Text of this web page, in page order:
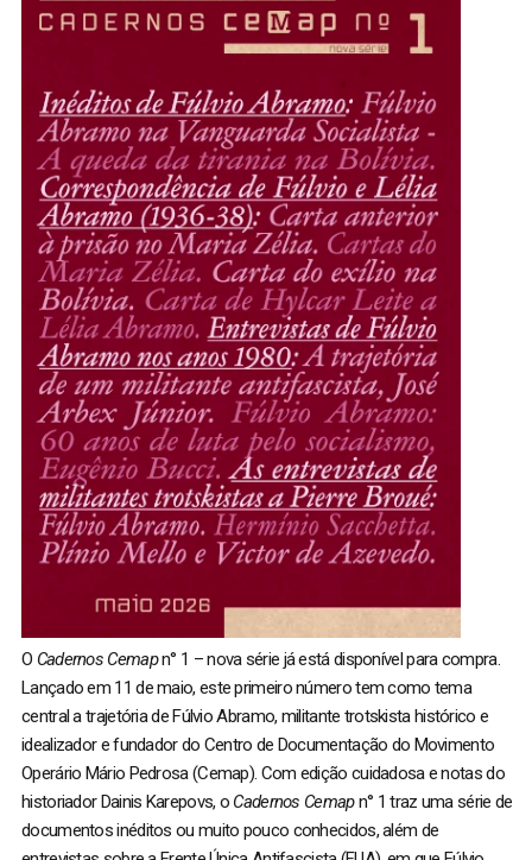
O Cadernos Cemapn° 1 – nova série já está disponível para compra.
Lançado em 11 de maio, este primeiro número tem como tema
central a trajetória de Fúlvio Abramo, militante trotskista histórico e
idealizador e fundador do Centro de Documentação do Movimento
Operário Mário Pedrosa (Cemap). Com edição cuidadosa e notas do
historiador Dainis Karepovs, o Cadernos Cemapn° 1 traz uma série de
documentos inéditos ou muito pouco conhecidos, além de